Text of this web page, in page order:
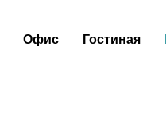
Офис Гостиная